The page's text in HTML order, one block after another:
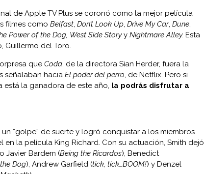
de Apple TV Plus se coronó como la mejor película
filmes como Belfast, Don’t Look Up, Drive My Car, Dune,
Power of the Dog, West Side Storyy Nightmare Alley. Esta
Guillermo del Toro.
que Coda, de la directora Sian Herder, fuera la
señalaban hacia El poder del perro, de Netflix. Pero si
está la ganadora de este año, la podrás disfrutar a
“golpe” de suerte y logró conquistar a los miembros
en la película King Richard. Con su actuación, Smith dejó
Javier Bardem (Being the Ricardos), Benedict
Dog), Andrew Garfield (tick, tick…BOOM!) y Denzel